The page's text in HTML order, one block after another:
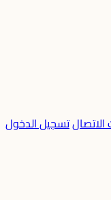
تسجيل الدخول